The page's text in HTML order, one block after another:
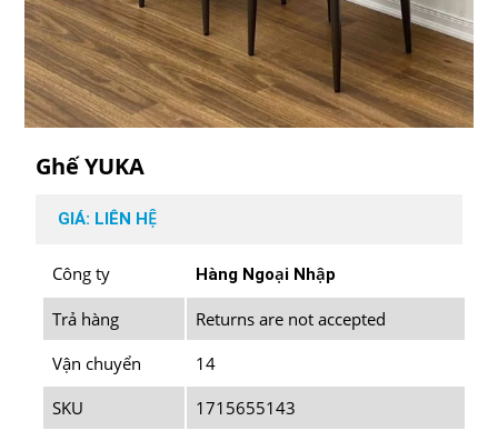
Ghế YUKA
GIÁ: LIÊN HỆ
Công ty Hàng Ngoại Nhập
Trả hàng
Returns are not accepted
Vận chuyển
14
SKU
1715655143